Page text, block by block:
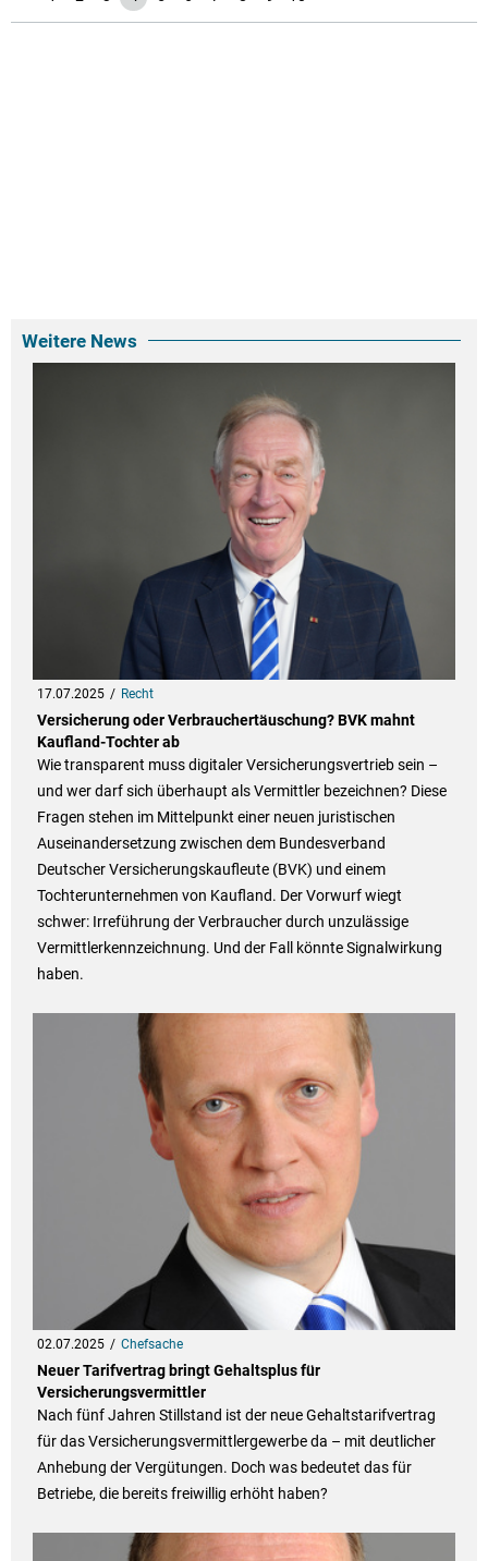
Weitere News
17.07.2025 Recht
Versicherung oder Verbrauchertäuschung? BVK mahnt
Kaufland-Tochter ab
Wie transparent muss digitaler Versicherungsvertrieb sein –
und wer darf sich überhaupt als Vermittler bezeichnen? Diese
Fragen stehen im Mittelpunkt einer neuen juristischen
Auseinandersetzung zwischen dem Bundesverband
Deutscher Versicherungskaufleute (BVK) und einem
Tochterunternehmen von Kaufland. Der Vorwurf wiegt
schwer: Irreführung der Verbraucher durch unzulässige
Vermittlerkennzeichnung. Und der Fall könnte Signalwirkung
haben.
02.07.2025 Chefsache
Neuer Tarifvertrag bringt Gehaltsplus für
Versicherungsvermittler
Nach fünf Jahren Stillstand ist der neue Gehaltstarifvertrag
für das Versicherungsvermittlergewerbe da – mit deutlicher
Anhebung der Vergütungen. Doch was bedeutet das für
Betriebe, die bereits freiwillig erhöht haben?